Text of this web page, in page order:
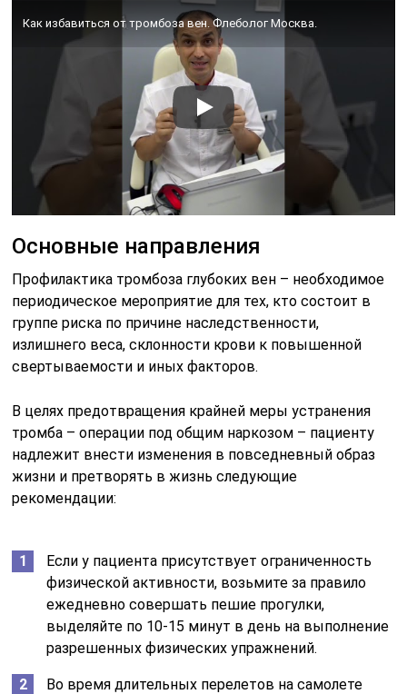
Как избавиться от тромбоза вен. Флеболог Москва.
Основные направления
Профилактика тромбоза глубоких вен – необходимое
периодическое мероприятие для тех, кто состоит в
группе риска по причине наследственности,
излишнего веса, склонности крови к повышенной
свертываемости и иных факторов.
В целях предотвращения крайней меры устранения
тромба – операции под общим наркозом – пациенту
надлежит внести изменения в повседневный образ
жизни и претворять в жизнь следующие
рекомендации:
Если у пациента присутствует ограниченность
физической активности, возьмите за правило
ежедневно совершать пешие прогулки,
выделяйте по 10-15 минут в день на выполнение
разрешенных физических упражнений.
Во время длительных перелетов на самолете